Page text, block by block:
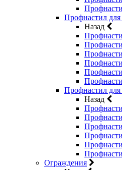
Профнастил для
Назад
Профнастил для
Назад
Ограждения